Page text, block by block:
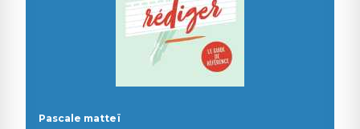
Pascale matteï